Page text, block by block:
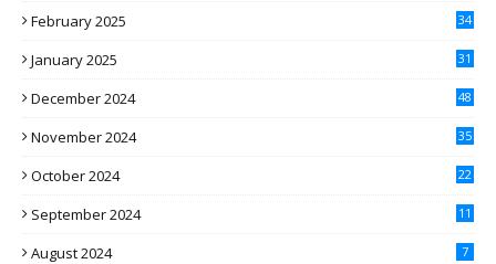
February 2025 34
January 2025 31
December 2024 48
November 2024 35
October 2024 22
September 2024 11
August 2024 7